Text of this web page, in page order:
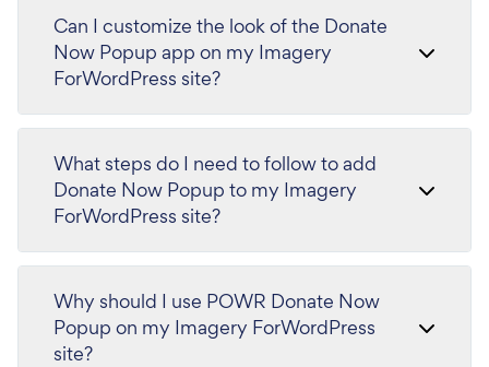
Can I customize the look of the Donate
Now Popup app on my Imagery
ForWordPress site?
What steps do I need to follow to add
Donate Now Popup to my Imagery
ForWordPress site?
Why should I use POWR Donate Now
Popup on my Imagery ForWordPress
site?